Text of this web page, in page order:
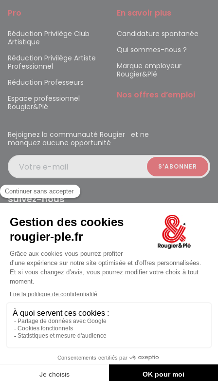
jusqu'au Vendredi à 09:30
Pro
Réduction Privilège Club
Artistique
Réduction Privilège Artiste
Professionnel
Réduction Professeurs
Espace professionnel
Rougier&Plé
En savoir plus
Candidature spontanée
Qui sommes-nous ?
Marque employeur
Rougier&Plé
Nos offres d’emploi
Rejoignez la communauté Rougier et ne
manquez aucune opportunité
Votre e-mail
Suivez-nous
Rougier et Plé 2024 Copyright
Mentions légales
Conditions générales des ventes
Données personnelles
Paiement sécurisé